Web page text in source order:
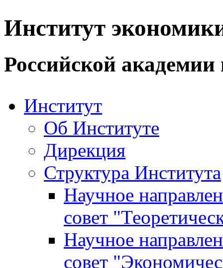
Институт
Российской академии
Институт
Об Институте
Дирекция
Структура Института
Научное
совет
Научное
совет